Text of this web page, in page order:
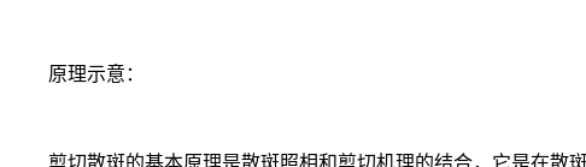
原理示意：
剪切散斑的基本原理是散斑照相和剪切机理的结合，它是在散